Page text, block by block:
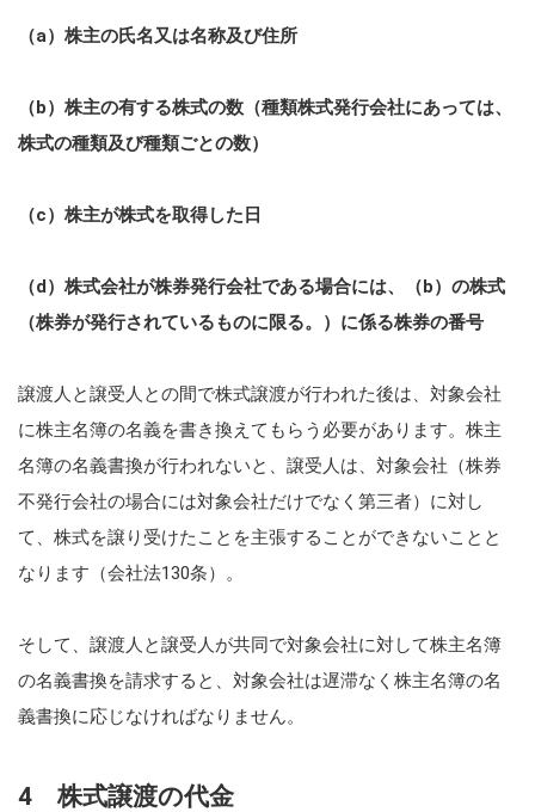
（a）株主の氏名又は名称及び住所
（b）株主の有する株式の数（種類株式発行会社にあっては、
株式の種類及び種類ごとの数）
（c）株主が株式を取得した日
（d）株式会社が株券発行会社である場合には、 （b） の株式
（株券が発行されているものに限る。）に係る株券の番号
譲渡人と譲受人との間で株式譲渡が行われた後は、対象会社
に株主名簿の名義を書き換えてもらう必要があります。株主
名簿の名義書換が行われないと、譲受人は、対象会社（株券
不発行会社の場合には対象会社だけでなく第三者）に対し
て、株式を譲り受けたことを主張することができないことと
なります（会社法130条）。
そして、譲渡人と譲受人が共同で対象会社に対して株主名簿
の名義書換を請求すると、対象会社は遅滞なく株主名簿の名
義書換に応じなければなりません。
4 株式譲渡の代金